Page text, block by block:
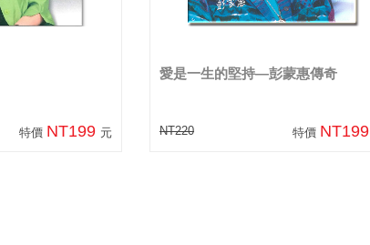
特價 NT199 元
愛是一生的堅持—彭蒙惠傳奇
NT220 特價 NT199